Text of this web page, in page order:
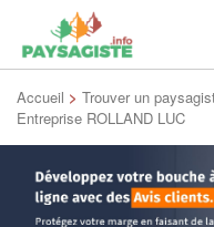
Accueil > Trouver un
Entreprise ROLLAND LUC